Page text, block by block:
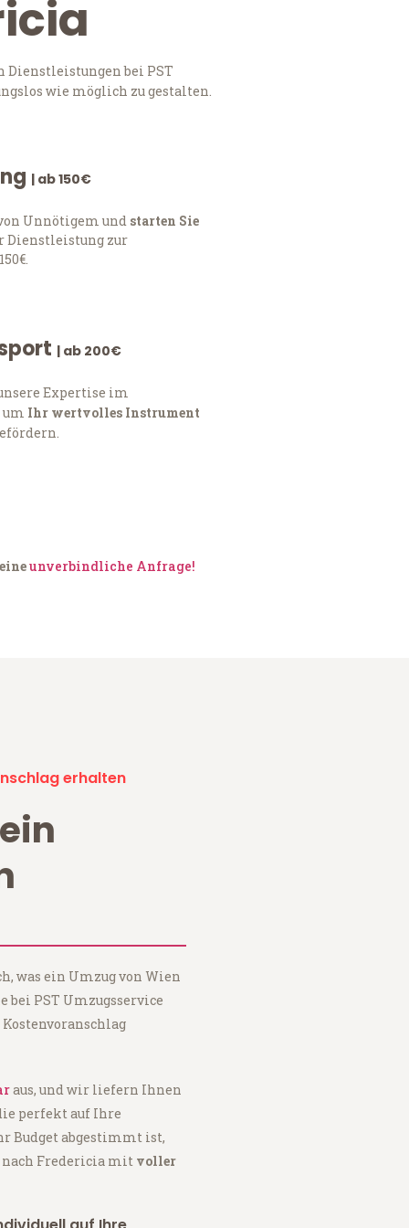
bei PST
wie möglich zu gestalten.
| ab 150€
Unnötigem und starten Sie
Dienstleistung zur
| ab 200€
Expertise im
um Ihr wertvolles Instrument
unverbindliche Anfrage!
erhalten
was ein Umzug von Wien
bei PST Umzugsservice
aus, und wir liefern Ihnen
perfekt auf Ihre
Budget abgestimmt ist,
nach Fredericia mit voller